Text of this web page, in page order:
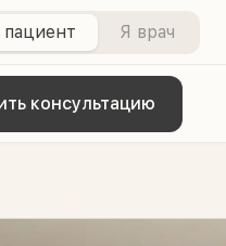
Я врач
консультацию